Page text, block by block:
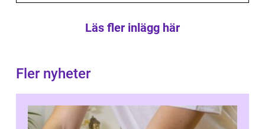
Läs fler inlägg här
Fler nyheter